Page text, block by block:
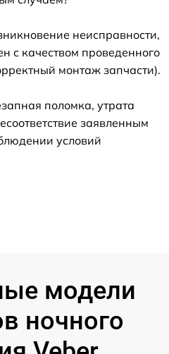
неисправности,
с качеством проведенного
монтаж запчасти).
поломка, утрата
заявленным
условий
модели
ночного